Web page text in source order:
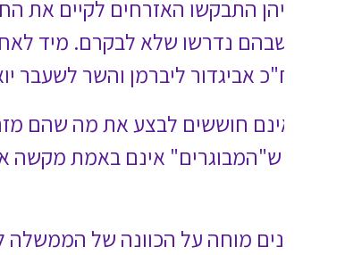
המשפחה הגרעינית ולא להתקרב
שגם הנשיא רובי ריבלין, שכבר מלאו
מפניו? האם זה רק בגלל שיש להם
שאפשר למיין על פי גיל ולקבוע
ותיקים בסגר למשך מספר חודשים